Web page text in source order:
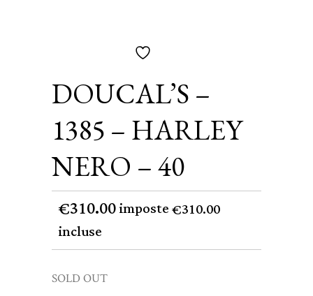
DOUCAL’S –
1385 – HARLEY
NERO – 40
€310.00imposte€310.00
incluse
SOLD OUT